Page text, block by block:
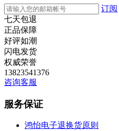
订阅
七天包退
正品保障
好评如潮
闪电发货
权威荣誉
13823541376
咨询客服
服务保证
鸿怡电子退换货原则